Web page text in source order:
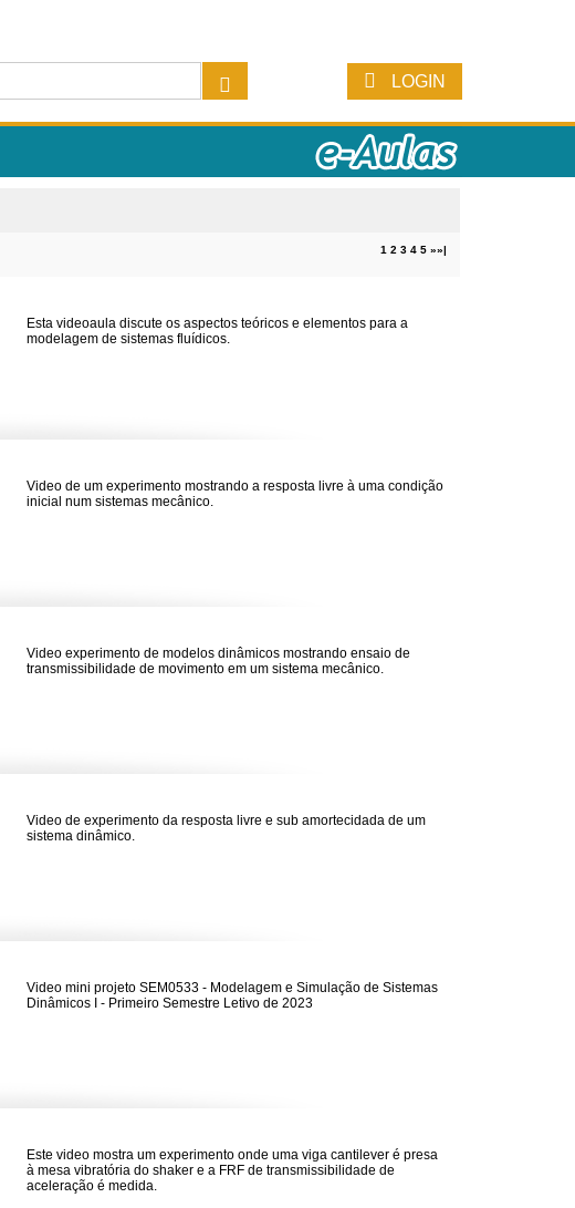
LOGIN
1 2 3 4 5 »»|
Esta videoaula discute os aspectos teóricos e elementos para a
modelagem de sistemas fluídicos.
Video de um experimento mostrando a resposta livre à uma condição
inicial num sistemas mecânico.
Video experimento de modelos dinâmicos mostrando ensaio de
transmissibilidade de movimento em um sistema mecânico.
Video de experimento da resposta livre e sub amortecidada de um
sistema dinâmico.
Video mini projeto SEM0533 - Modelagem e Simulação de Sistemas
Dinâmicos I - Primeiro Semestre Letivo de 2023
Este video mostra um experimento onde uma viga cantilever é presa
à mesa vibratória do shaker e a FRF de transmissibilidade de
aceleração é medida.